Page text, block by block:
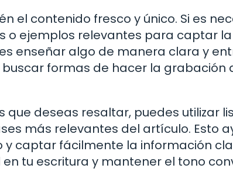
el contenido fresco y único. Si es
o ejemplos relevantes para captar
enseñar algo de manera clara y
formas de hacer la grabación
deseas resaltar, puedes utilizar
más relevantes del artículo. Esto
captar fácilmente la información
tu escritura y mantener el tono